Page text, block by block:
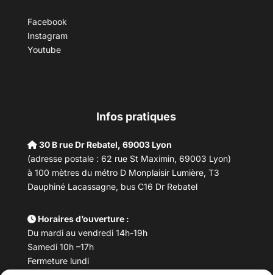
Facebook
Instagram
Youtube
Infos pratiques
30 B rue Dr Rebatel, 69003 Lyon
(adresse postale : 62 rue St Maximin, 69003 Lyon)
à 100 mètres du métro D Monplaisir Lumière, T3
Dauphiné Lacassagne, bus C16 Dr Rebatel
Horaires d’ouverture :
Du mardi au vendredi 14h-19h
Samedi 10h –17h
Fermeture lundi